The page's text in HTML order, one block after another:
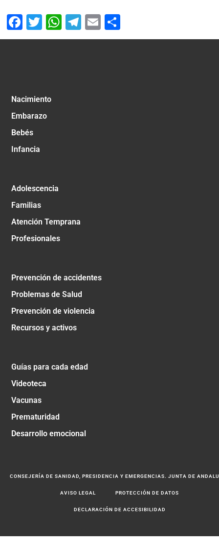
Facebook
Twitter
WhatsApp
Telegram
Email
Nacimiento
Embarazo
Bebés
Infancia
Adolescencia
Familias
Atención Temprana
Profesionales
Prevención de accidentes
Problemas de Salud
Prevención de violencia
Recursos y activos
Guías para cada edad
Videoteca
Vacunas
Prematuridad
Desarrollo emocional
CONSEJERÍA DE SANIDAD, PRESIDENCIA Y EMERGENCIAS. JUNTA DE
AVISO LEGAL PROTECCIÓN DE DATOS
DECLARACIÓN DE ACCESIBILIDAD